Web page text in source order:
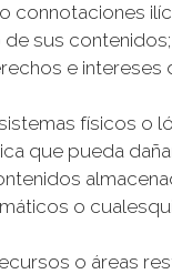
connotaciones
sus
e intereses
físicos o
que pueda
o
o áreas